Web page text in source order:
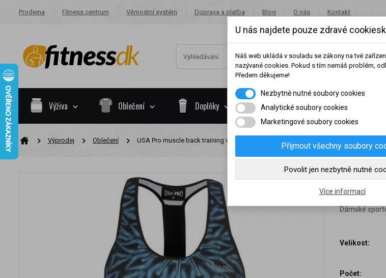
Prodejna Fitness centrum Věrnostní systém Doprava a platba Blog O nás Kontakt
Výživa Oblečení Doplňky Potraviny Akce
Výprodej Oblečení USA Pro muscle back training vest ladies black
USA
Dámské
Velikost:
Počet:
Nyní spadáte do věrnostní skupiny:
U nás najdete pouze zdravé
Náš web ukládá v souladu se zákony na tvé
nazývané cookies. Pokud s tím nemáš problém,
Předem děkujeme!
Nezbytně nutné soubory cookies
Analytické soubory cookies
Marketingové soubory cookies
Přijmout všechny soubory
Povolit jen nezbytně nutné
Více informací